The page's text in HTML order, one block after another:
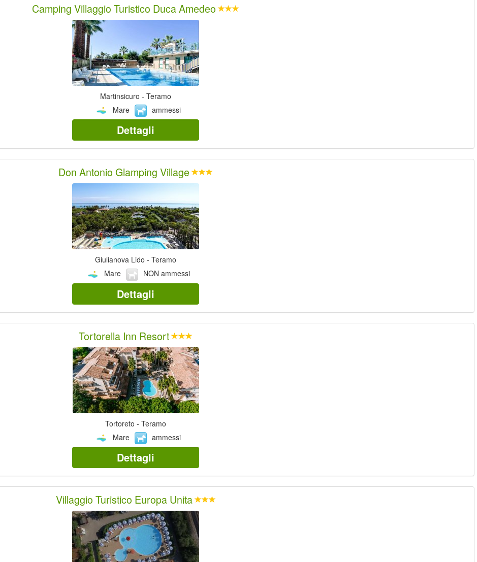
Camping Villaggio Turistico Duca Amedeo
Martinsicuro - Teramo
Mare
ammessi
Dettagli
Don Antonio Glamping Village
Giulianova Lido - Teramo
Mare
NON ammessi
Dettagli
Tortorella Inn Resort
Tortoreto - Teramo
Mare
ammessi
Dettagli
Villaggio Turistico Europa Unita